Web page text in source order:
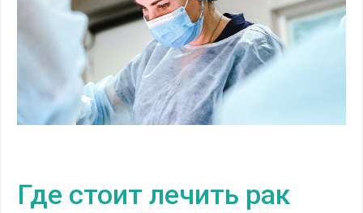
Где стоит лечить рак